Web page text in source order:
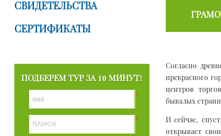
СВИДЕТЕЛЬСТВА
СЕРТИФИКАТЫ
ПОДБЕРЕМ ТУР ЗА 10 МИНУТ!
*
*
Согласно
прекрасного
центров
бывалых
И сейчас,
открывает